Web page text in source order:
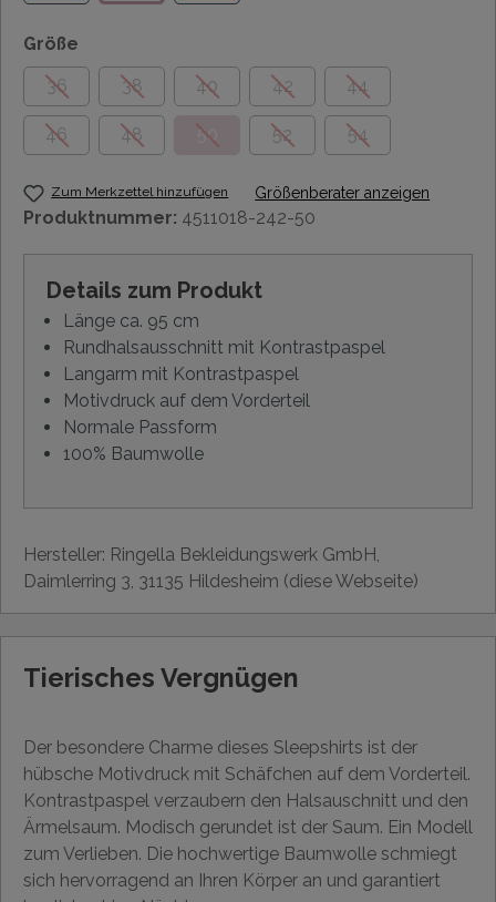
Größe
36
38 40 42 44
46 48 50 52 54
Zum Merkzettel hinzufügen Größenberater anzeigen
Produktnummer: 4511018-242-50
Details zum Produkt
Länge ca. 95 cm
Rundhalsausschnitt mit Kontrastpaspel
Langarm mit Kontrastpaspel
Motivdruck auf dem Vorderteil
Normale Passform
100% Baumwolle
Hersteller: Ringella Bekleidungswerk GmbH,
Daimlerring 3, 31135 Hildesheim (diese Webseite)
Tierisches Vergnügen
Der besondere Charme dieses Sleepshirts ist der
hübsche Motivdruck mit Schäfchen auf dem Vorderteil.
Kontrastpaspel verzaubern den Halsauschnitt und den
Ärmelsaum. Modisch gerundet ist der Saum. Ein Modell
zum Verlieben. Die hochwertige Baumwolle schmiegt
sich hervorragend an Ihren Körper an und garantiert